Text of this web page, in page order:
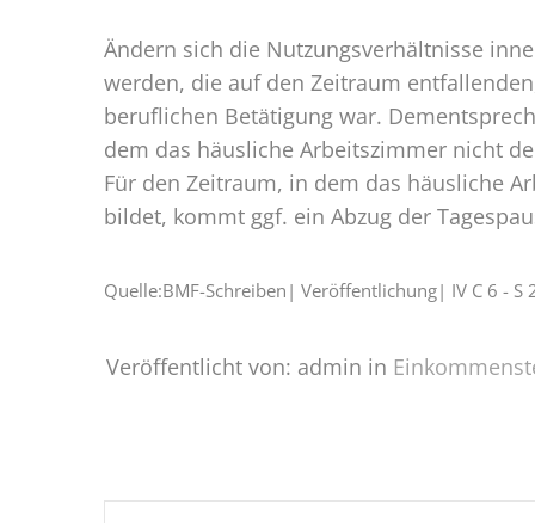
Ändern sich die Nutzungsverhältnisse
werden, die auf den Zeitraum
beruflichen Betätigung war.
dem das häusliche Arbeitszimmer nicht
Für den Zeitraum, in dem das häusliche
bildet, kommt ggf. ein Abzug der
Quelle:BMF-Schreiben| Veröffentlichung| IV C 6 -
Veröffentlicht von: admin in